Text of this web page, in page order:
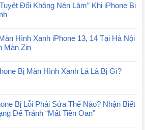
Đối Không Nên Làm” Khi iPhone Bị
Hình Xanh iPhone 13, 14 Tại Hà Nội
Màn Zin
Bị Màn Hình Xanh Lá Là Bị Gì?
Bị Lỗi Phải Sửa Thế Nào? Nhận Biết
Để Tránh “Mất Tiền Oan”